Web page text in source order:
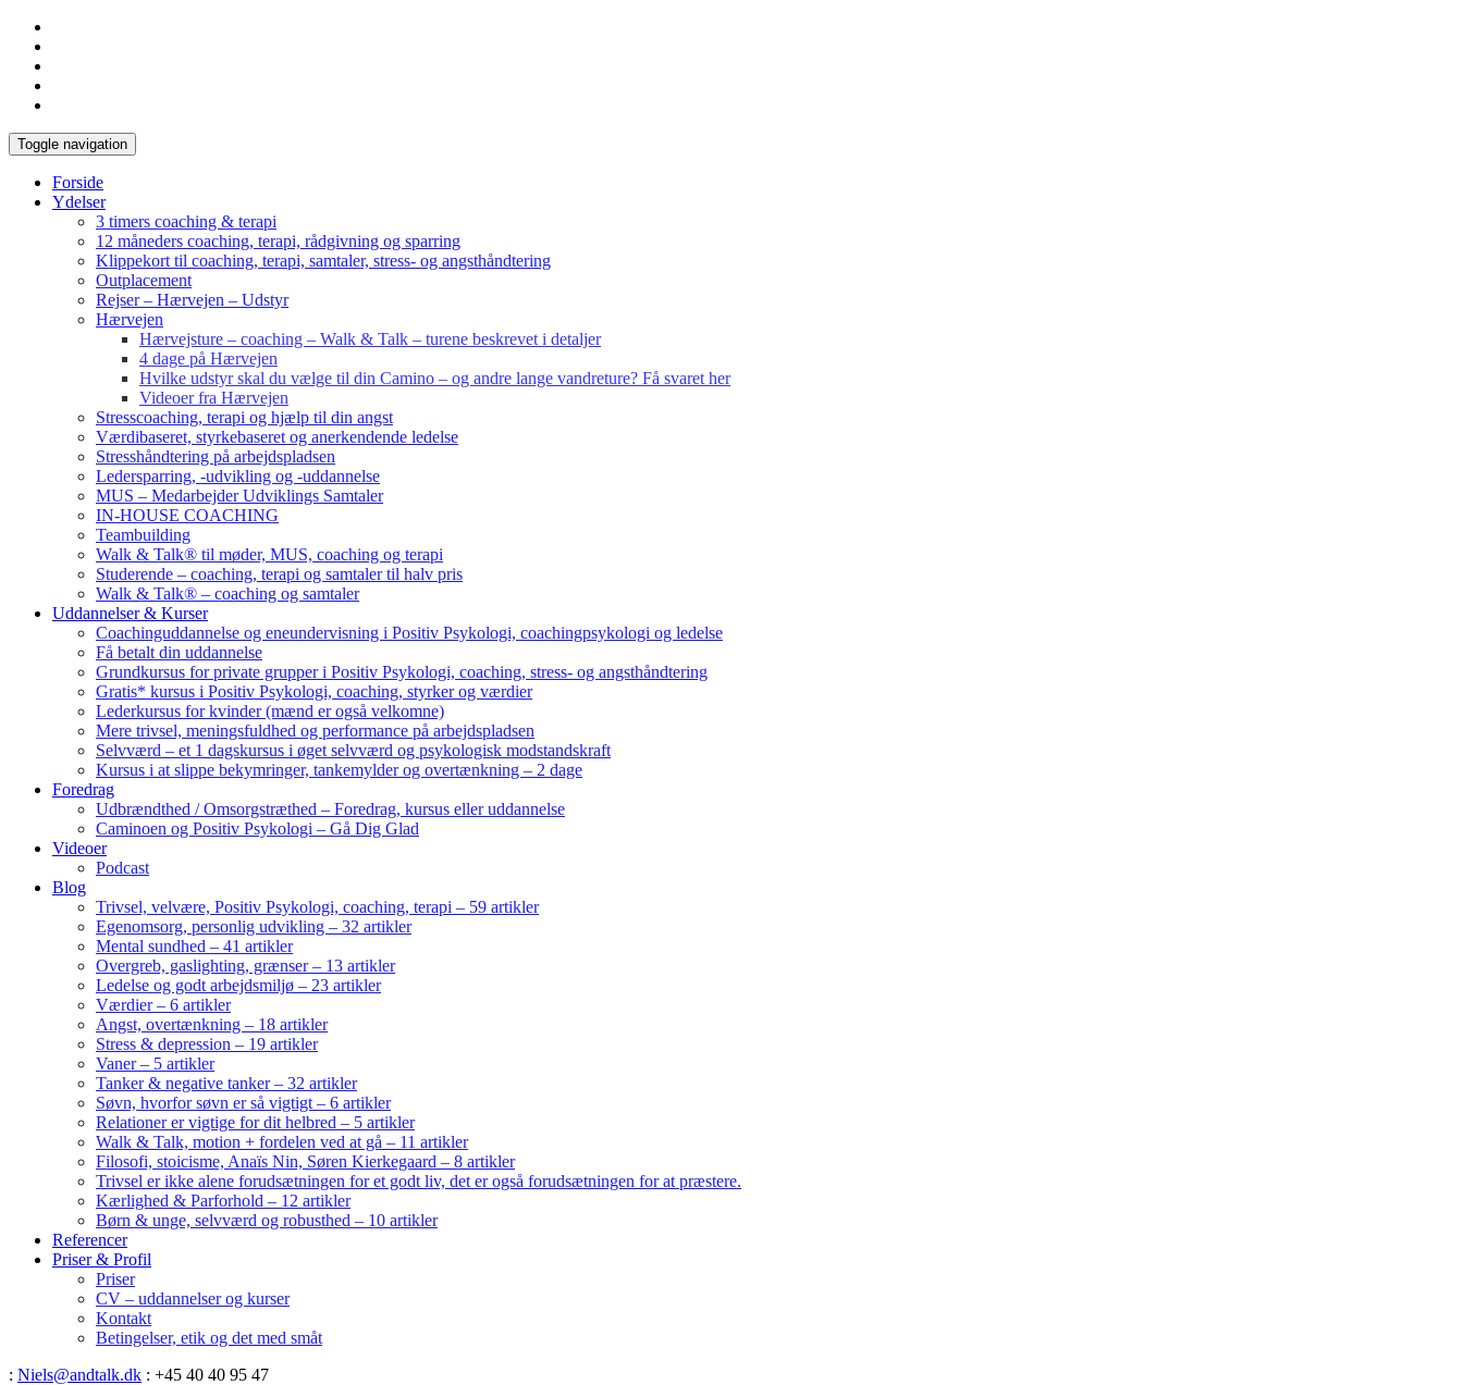
Toggle navigation
Forside
Ydelser
3 timers coaching & terapi
12 måneders coaching, terapi, rådgivning og sparring
Klippekort til coaching, terapi, samtaler, stress- og angsthåndtering
Outplacement
Rejser – Hærvejen – Udstyr
Hærvejen
Hærvejsture – coaching – Walk & Talk – turene beskrevet i detaljer
4 dage på Hærvejen
Hvilke udstyr skal du vælge til din Camino – og andre lange vandreture? Få svaret her
Videoer fra Hærvejen
Stresscoaching, terapi og hjælp til din angst
Værdibaseret, styrkebaseret og anerkendende ledelse
Stresshåndtering på arbejdspladsen
Ledersparring, -udvikling og -uddannelse
MUS – Medarbejder Udviklings Samtaler
IN-HOUSE COACHING
Teambuilding
Walk & Talk® til møder, MUS, coaching og terapi
Studerende – coaching, terapi og samtaler til halv pris
Walk & Talk® – coaching og samtaler
Uddannelser & Kurser
Coachinguddannelse og eneundervisning i Positiv Psykologi, coachingpsykologi og ledelse
Få betalt din uddannelse
Grundkursus for private grupper i Positiv Psykologi, coaching, stress- og angsthåndtering
Gratis* kursus i Positiv Psykologi, coaching, styrker og værdier
Lederkursus for kvinder (mænd er også velkomne)
Mere trivsel, meningsfuldhed og performance på arbejdspladsen
Selvværd – et 1 dagskursus i øget selvværd og psykologisk modstandskraft
Kursus i at slippe bekymringer, tankemylder og overtænkning – 2 dage
Foredrag
Udbrændthed / Omsorgstræthed – Foredrag, kursus eller uddannelse
Caminoen og Positiv Psykologi – Gå Dig Glad
Videoer
Podcast
Blog
Trivsel, velvære, Positiv Psykologi, coaching, terapi – 59 artikler
Egenomsorg, personlig udvikling – 32 artikler
Mental sundhed – 41 artikler
Overgreb, gaslighting, grænser – 13 artikler
Ledelse og godt arbejdsmiljø – 23 artikler
Værdier – 6 artikler
Angst, overtænkning – 18 artikler
Stress & depression – 19 artikler
Vaner – 5 artikler
Tanker & negative tanker – 32 artikler
Søvn, hvorfor søvn er så vigtigt – 6 artikler
Relationer er vigtige for dit helbred – 5 artikler
Walk & Talk, motion + fordelen ved at gå – 11 artikler
Filosofi, stoicisme, Anaïs Nin, Søren Kierkegaard – 8 artikler
Trivsel er ikke alene forudsætningen for et godt liv, det er også forudsætningen for at præstere.
Kærlighed & Parforhold – 12 artikler
Børn & unge, selvværd og robusthed – 10 artikler
Referencer
Priser & Profil
Priser
CV – uddannelser og kurser
Kontakt
Betingelser, etik og det med småt
: Niels@andtalk.dk : +45 40 40 95 47